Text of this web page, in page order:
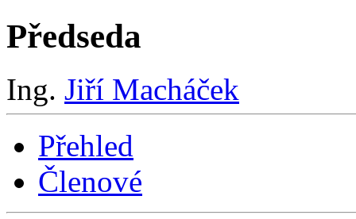
Předseda
Ing. Jiří Macháček
Přehled
Členové